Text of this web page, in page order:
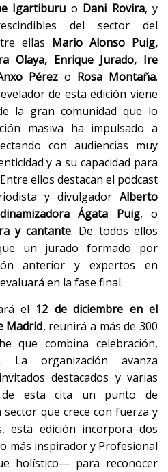
Igartiburu o Dani Rovira, y
del sector del
ellas Mario Alonso Puig,
Olaya, Enrique Jurado, Ire
Pérez o Rosa Montaña.
de esta edición viene
la gran comunidad que lo
masiva ha impulsado a
con audiencias muy
y a su capacidad para
ellos destacan el podcast
y divulgadorAlberto
dinamizadora Ágata Puig, o
y cantante. De todos ellos
un jurado formado por
anterior y expertos en
en la fase final.
el 12 de diciembre en el
Madrid, reunirá a más de 300
que combina celebración,
La organización avanza
destacados y varias
de esta cita un punto de
que crece con fuerza y
esta edición incorpora dos
más inspirador y Profesional
holístico— para reconocer